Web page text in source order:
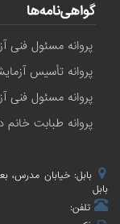
گواهی‌نامه‌ها
پروانه مسئول فنی
پروانه تأسیس
پروانه مسئول فنی
پروانه طبابت
بابل: خیابان مدرس،
بابل
تلفن: